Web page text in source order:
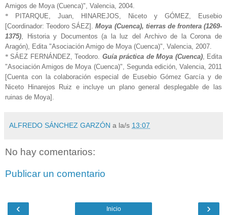
Amigos de Moya (Cuenca)", Valencia, 2004.
*
PITARQUE, Juan, HINAREJOS, Niceto y GÓMEZ, Eusebio
[Coordinador: Teodoro SÁEZ].Moya (Cuenca), tierras de frontera (1269-
1375) , Historia y Documentos (a la luz del Archivo de la Corona de
Aragón), Edita "Asociación Amigo de Moya (Cuenca)", Valencia, 2007.
*SÁEZ FERNÁNDEZ, Teodoro. Guía práctica de Moya (Cuenca), Edita
"Asociación Amigos de Moya (Cuenca)", Segunda edición, Valencia, 2011
[Cuenta conla colaboración especial de Eusebio Gómez García y de
Niceto Hinarejos Ruiz e incluye un plano general desplegable de las
ruinas de Moya]
ALFREDO SÁNCHEZ GARZÓN a la/s 13:07
No hay comentarios:
Publicar un comentario
‹ ›
Inicio